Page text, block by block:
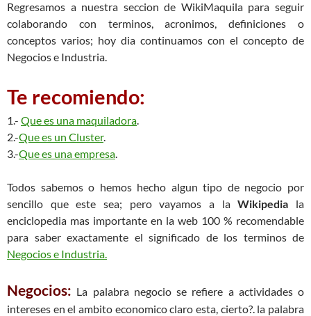
Regresamos a nuestra seccion de WikiMaquila para seguir
colaborando con terminos, acronimos, definiciones o
conceptos varios; hoy dia continuamos con el concepto de
Negocios e Industria.
Te recomiendo:
1.- Que es una maquiladora.
2.-Que es un Cluster.
3.-Que es una empresa.
Todos sabemos o hemos hecho algun tipo de negocio por
sencillo que este sea; pero vayamos a laWikipedia la
enciclopedia mas importante en la web 100 % recomendable
para saber exactamente el significado de los terminos de
Negocios e Industria.
Negocios: La palabra negocio se refiere a actividades o
intereses en el ambito economico claro esta, cierto?. la palabra